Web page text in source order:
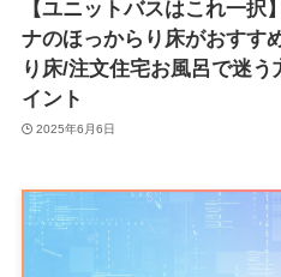
【ユニットバスはこれ一
ナのほっからり床がおすす
り床/注文住宅お風呂で迷
イント
2025年6月6日